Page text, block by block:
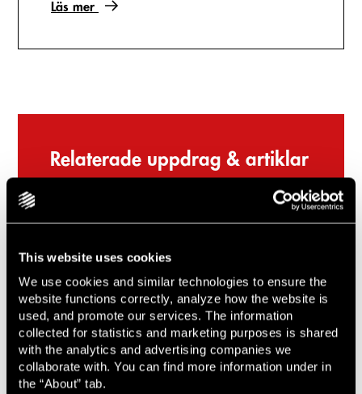
This website uses cookies
We use cookies and similar technologies to ensure the
website functions correctly, analyze how the website is
used, and promote our services. The information
collected for statistics and marketing purposes is shared
with the analytics and advertising companies we
collaborate with. You can find more information under in
the “About” tab.
Läs mer
Relaterade uppdrag & artiklar
Lindahl rådgivare vid försäljningen av Wellness
Studio till STC
2024-10-14
Lindahl rådgivare till AirForestry AB i samband
med kapitalanskaffning om cirka 100 MSEK
2024-10-02
Lindahl rådgivare till Combient i försäljningen
av AI-laboratoriet Silo AI till AMD